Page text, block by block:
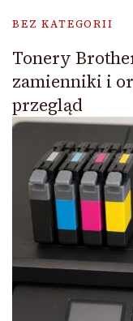
BEZ KATEGORII
Tonery
zamienniki i
przegląd